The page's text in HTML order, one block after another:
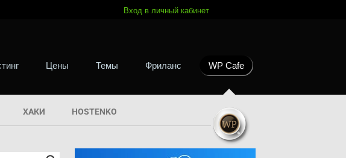
Вход в личный кабинет
Цены Темы Фриланс WP Cafe
ХАКИ HOSTENKO